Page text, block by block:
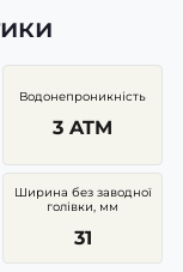
Водонепроникність
3 ATM
Ширина без заводної
голівки, мм
31